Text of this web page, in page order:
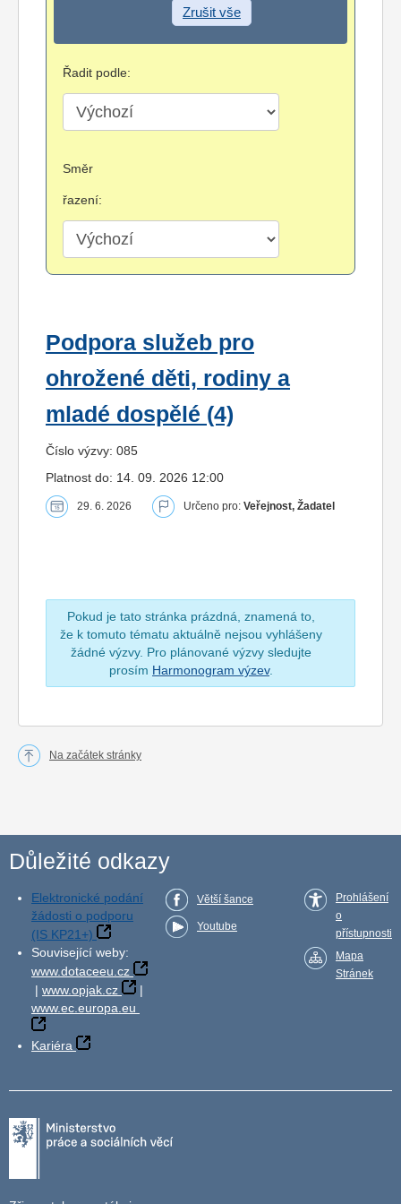
Zrušit vše
Řadit podle:
Směr
řazení:
Podpora služeb pro
ohrožené děti, rodiny a
mladé dospělé (4)
Číslo výzvy: 085
Platnost do: 14. 09. 2026 12:00
29. 6. 2026 Určeno pro: Veřejnost, Žadatel
Pokud je tato stránka prázdná, znamená to,
že k tomuto tématu aktuálně nejsou vyhlášeny
žádné výzvy. Pro plánované výzvy sledujte
prosím Harmonogram výzev.
Na začátek stránky
Důležité odkazy
Elektronické podání
žádosti o podporu
(IS KP21+)
Související weby:
www.dotaceeu.cz
| www.opjak.cz
|
www.ec.europa.eu
Kariéra
Větší šance
Youtube
Prohlášení
o
přístupnosti
Mapa
Stránek